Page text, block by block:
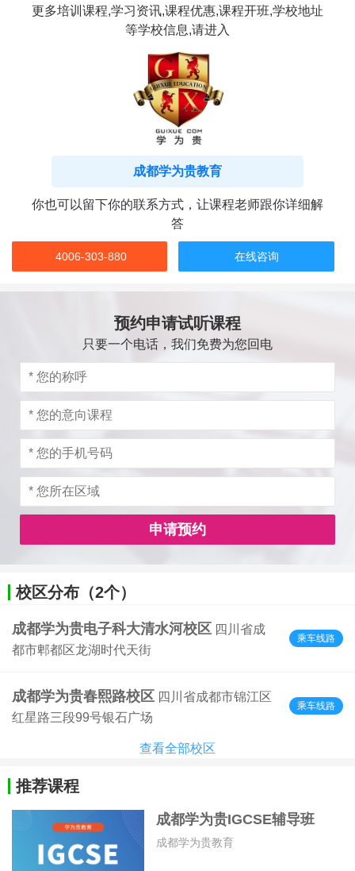
更多培训课程,学习资讯,课程优惠,课程开班,学校地址
等学校信息,请进入
成都学为贵教育
你也可以留下你的联系方式，让课程老师跟你详细解
答
4006-303-880 在线咨询
预约申请试听课程
只要一个电话，我们免费为您回电
申请预约
校区分布（2个）
成都学为贵电子科大清水河校区 四川省成
都市郫都区龙湖时代天街
乘车线路
成都学为贵春熙路校区 四川省成都市锦江区
红星路三段99号银石广场
乘车线路
查看全部校区
推荐课程
成都学为贵IGCSE辅导班
成都学为贵教育